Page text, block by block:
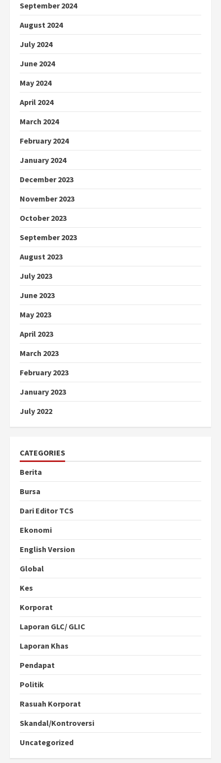
September 2024
August 2024
July 2024
June 2024
May 2024
April 2024
March 2024
February 2024
January 2024
December 2023
November 2023
October 2023
September 2023
August 2023
July 2023
June 2023
May 2023
April 2023
March 2023
February 2023
January 2023
July 2022
CATEGORIES
Berita
Bursa
Dari Editor TCS
Ekonomi
English Version
Global
Kes
Korporat
Laporan GLC/ GLIC
Laporan Khas
Pendapat
Politik
Rasuah Korporat
Skandal/Kontroversi
Uncategorized